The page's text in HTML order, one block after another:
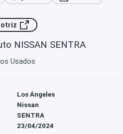
NISSAN SENTRA
Usados
Los Ángeles
Nissan
SENTRA
23/04/2024